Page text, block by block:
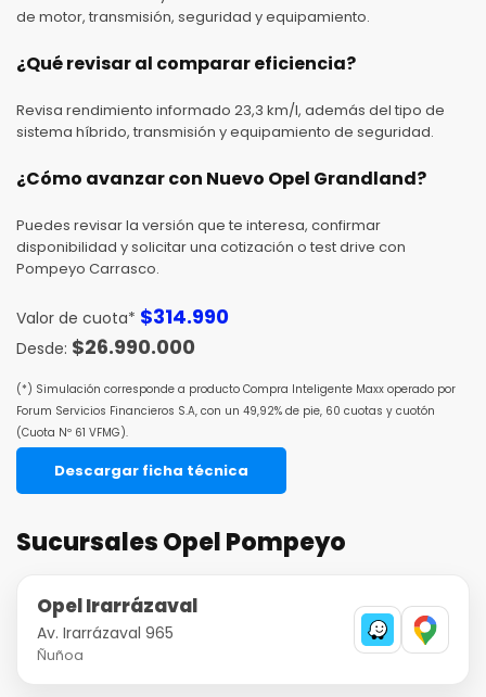
de motor, transmisión, seguridad y equipamiento.
¿Qué revisar al comparar eficiencia?
Revisa rendimiento informado 23,3 km/l, además del tipo de
sistema híbrido, transmisión y equipamiento de seguridad.
¿Cómo avanzar con Nuevo Opel Grandland?
Puedes revisar la versión que te interesa, confirmar
disponibilidad y solicitar una cotización o test drive con
Pompeyo Carrasco.
Valor de cuota* $314.990
$26.990.000
(*) Simulación corresponde a producto Compra Inteligente Maxx operado por
Forum Servicios Financieros S.A, con un 49,92% de pie, 60 cuotas y cuotón
(Cuota Nº 61 VFMG).
Descargar ficha técnica
Sucursales Opel Pompeyo
Opel Irarrázaval
Av. Irarrázaval 965
Ñuñoa